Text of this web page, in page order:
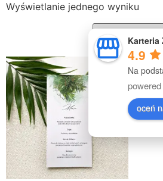
Wyświetlanie jednego wyniku
Karteria
4.9
Na
oceń